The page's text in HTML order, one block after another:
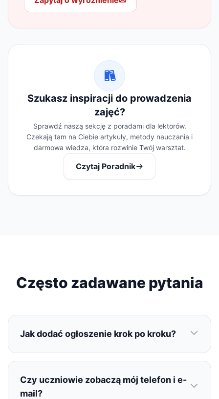
Szukasz inspiracji do prowadzenia
zajęć?
Sprawdź naszą sekcję z poradami dla lektorów.
Czekają tam na Ciebie artykuły, metody nauczania i
darmowa wiedza, która rozwinie Twój warsztat.
Czytaj Poradnik
Często zadawane pytania
Jak dodać ogłoszenie krok po kroku?
Czy uczniowie zobaczą mój telefon i e-
mail?